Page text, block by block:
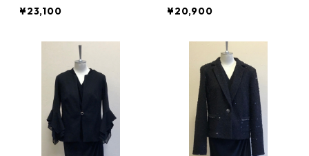
¥23,100
ー 紺
¥20,900